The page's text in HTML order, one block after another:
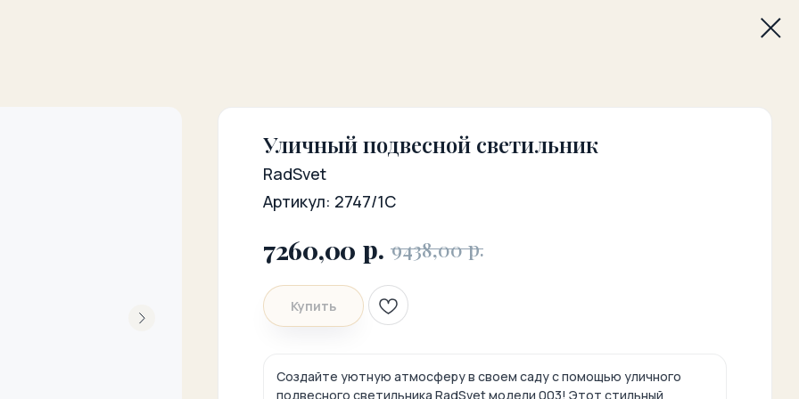
Уличный подвесной светильник
RadSvet
Артикул: 2747/1C
7260,00 р. 9438,00 р.
Купить
Создайте уютную атмосферу в своем саду с помощью уличного
подвесного светильника RadSvet модели 003! Этот стильный